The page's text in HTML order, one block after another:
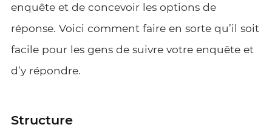
enquête et de concevoir les options de
réponse. Voici comment faire en sorte qu’il soit
facile pour les gens de suivre votre enquête et
d’y répondre.
Structure